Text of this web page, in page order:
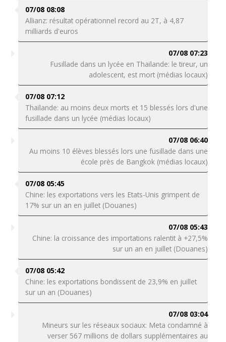
07/08 08:08
Allianz: résultat opérationnel record au 2T, à 4,87
milliards d'euros
07/08 07:23
Fusillade dans un lycée en Thaïlande: le tireur, un
adolescent, est mort (médias locaux)
07/08 07:12
Thaïlande: au moins deux morts et 15 blessés lors d'une
fusillade dans un lycée (médias locaux)
07/08 06:40
Au moins 10 élèves blessés lors une fusillade dans une
école près de Bangkok (médias locaux)
07/08 05:45
Chine: les exportations vers les Etats-Unis grimpent de
17% sur un an en juillet (Douanes)
07/08 05:43
Chine: la croissance des importations ralentit à +27,5%
sur un an en juillet (Douanes)
07/08 05:42
Chine: les exportations bondissent de 23,9% en juillet
sur un an (Douanes)
07/08 03:04
Mineurs sur les réseaux sociaux: Meta condamné à
verser 567 millions de dollars supplémentaires au